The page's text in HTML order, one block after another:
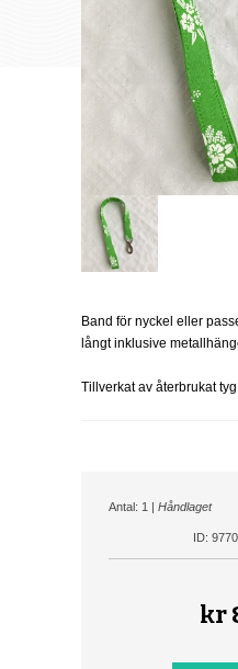
Band för nyckel eller
långt inklusive
Tillverkat av återbrukat
Antal: 1 | Håndlaget
ID:
kr